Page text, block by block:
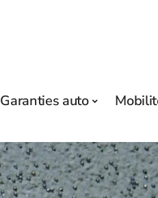
Garanties auto